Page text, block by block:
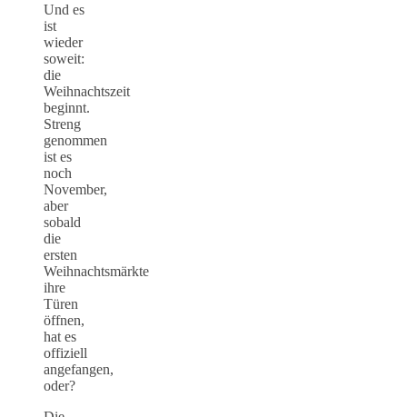
Und es
ist
wieder
soweit:
die
Weihnachtszeit
beginnt.
Streng
genommen
ist es
noch
November,
aber
sobald
die
ersten
Weihnachtsmärkte
ihre
Türen
öffnen,
hat es
offiziell
angefangen,
oder?